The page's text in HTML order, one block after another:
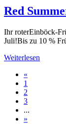
Red
Ihr roterEinböck-
Juli!Bis zu 10 %
Weiterlesen
«
1
2
3
...
»